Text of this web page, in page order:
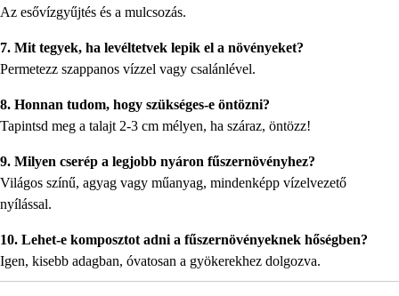
Az esővízgyűjtés és a mulcsozás.
7. Mit tegyek, ha levéltetvek lepik el a növényeket?
Permetezz szappanos vízzel vagy csalánlével.
8. Honnan tudom, hogy szükséges-e öntözni?
Tapintsd meg a talajt 2-3 cm mélyen, ha száraz, öntözz!
9. Milyen cserép a legjobb nyáron fűszernövényhez?
Világos színű, agyag vagy műanyag, mindenképp vízelvezető
nyílással.
10. Lehet-e komposztot adni a fűszernövényeknek hőségben?
Igen, kisebb adagban, óvatosan a gyökerekhez dolgozva.